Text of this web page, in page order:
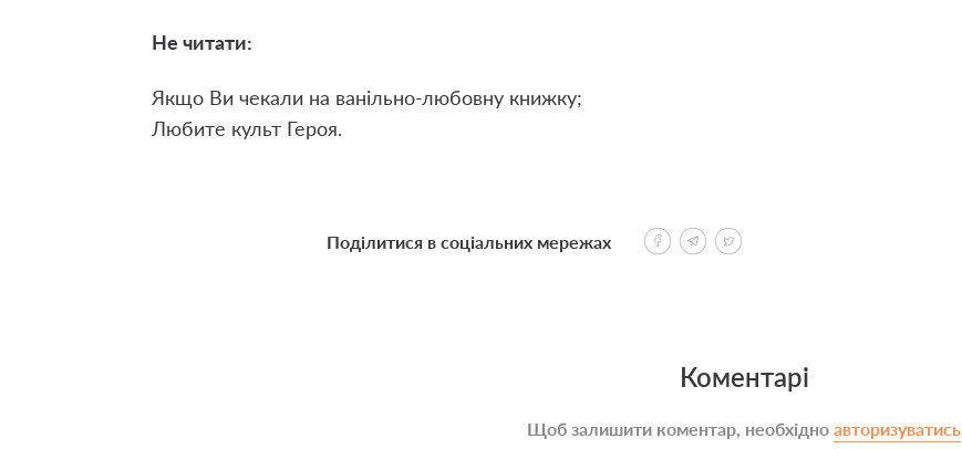
Не читати:
Якщо Ви чекали на ванільно-любовну книжку;
Любите культ Героя.
Поділитися в соціальних мережах
Коментарі
Щоб залишити коментар, необхідно авторизуватись